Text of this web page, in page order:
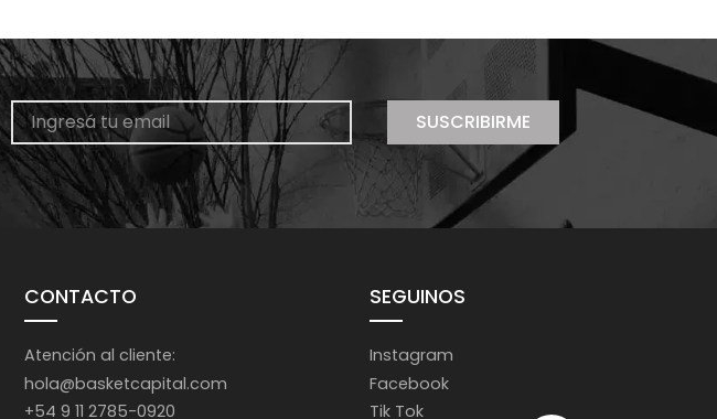
SUSCRIBIRME
CONTACTO
Atención al cliente:
hola@basketcapital.com
+54 9 11 2785-0920
SEGUINOS
Instagram
Facebook
Tik Tok